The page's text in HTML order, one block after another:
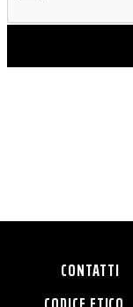
CONTATTI